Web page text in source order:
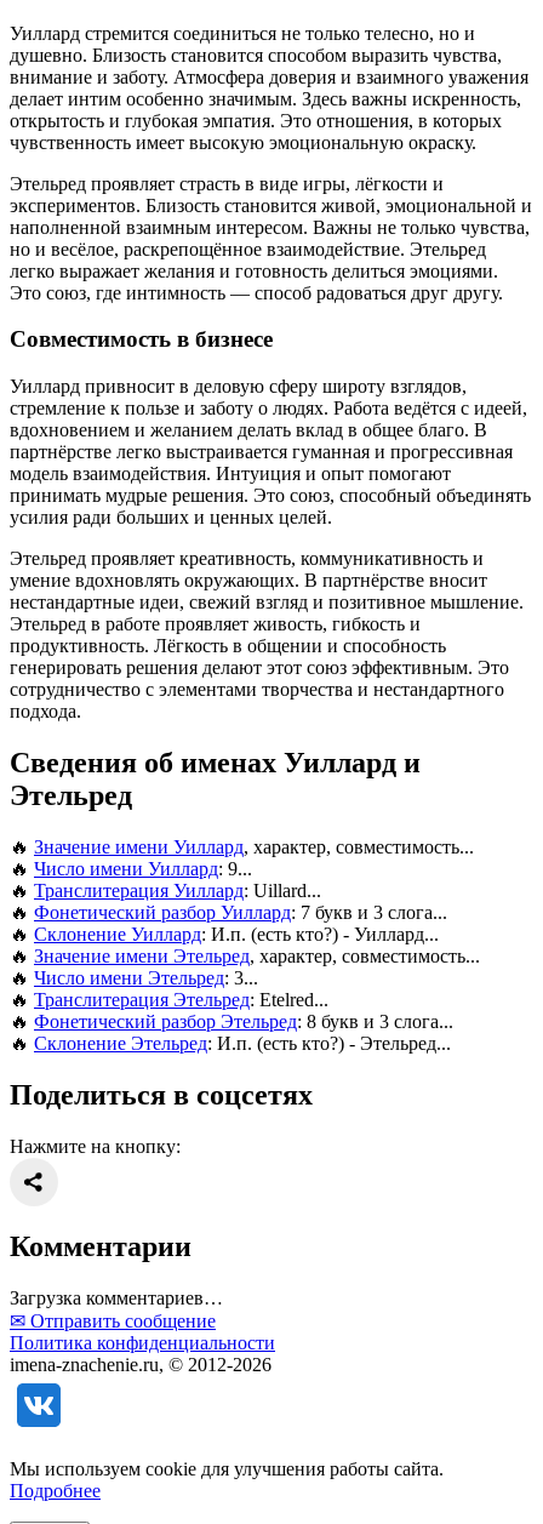
Уиллард стремится соединиться не только телесно, но и
душевно. Близость становится способом выразить чувства,
внимание и заботу. Атмосфера доверия и взаимного уважения
делает интим особенно значимым. Здесь важны искренность,
открытость и глубокая эмпатия. Это отношения, в которых
чувственность имеет высокую эмоциональную окраску.
Этельред проявляет страсть в виде игры, лёгкости и
экспериментов. Близость становится живой, эмоциональной и
наполненной взаимным интересом. Важны не только чувства,
но и весёлое, раскрепощённое взаимодействие. Этельред
легко выражает желания и готовность делиться эмоциями.
Это союз, где интимность — способ радоваться друг другу.
Совместимость в бизнесе
Уиллард привносит в деловую сферу широту взглядов,
стремление к пользе и заботу о людях. Работа ведётся с идеей,
вдохновением и желанием делать вклад в общее благо. В
партнёрстве легко выстраивается гуманная и прогрессивная
модель взаимодействия. Интуиция и опыт помогают
принимать мудрые решения. Это союз, способный объединять
усилия ради больших и ценных целей.
Этельред проявляет креативность, коммуникативность и
умение вдохновлять окружающих. В партнёрстве вносит
нестандартные идеи, свежий взгляд и позитивное мышление.
Этельред в работе проявляет живость, гибкость и
продуктивность. Лёгкость в общении и способность
генерировать решения делают этот союз эффективным. Это
сотрудничество с элементами творчества и нестандартного
подхода.
Сведения об именах Уиллард и
Этельред
🔥 Значение имени Уиллард, характер, совместимость...
🔥 Число имени Уиллард: 9...
🔥 Транслитерация Уиллард: Uillard...
🔥 Фонетический разбор Уиллард: 7 букв и 3 слога...
🔥 Склонение Уиллард: И.п. (есть кто?) - Уиллард...
🔥 Значение имени Этельред, характер, совместимость...
🔥 Число имени Этельред: 3...
🔥 Транслитерация Этельред: Etelred...
🔥 Фонетический разбор Этельред: 8 букв и 3 слога...
🔥 Склонение Этельред: И.п. (есть кто?) - Этельред...
Поделиться в соцсетях
Нажмите на кнопку:
Комментарии
Загрузка комментариев…
✉ Отправить сообщение
Политика конфиденциальности
imena-znachenie.ru, © 2012-2026
Мы используем cookie для улучшения работы сайта.
Подробнее